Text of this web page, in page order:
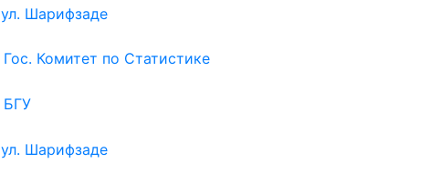
ул. Шарифзаде
Гос. Комитет по Статистике
БГУ
ул. Шарифзаде